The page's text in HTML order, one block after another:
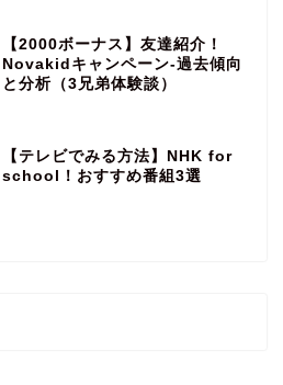
【2000ボーナス】友達紹介！
Novakidキャンペーン‐過去傾向
と分析（3兄弟体験談）
【テレビでみる方法】NHK for
school！おすすめ番組3選